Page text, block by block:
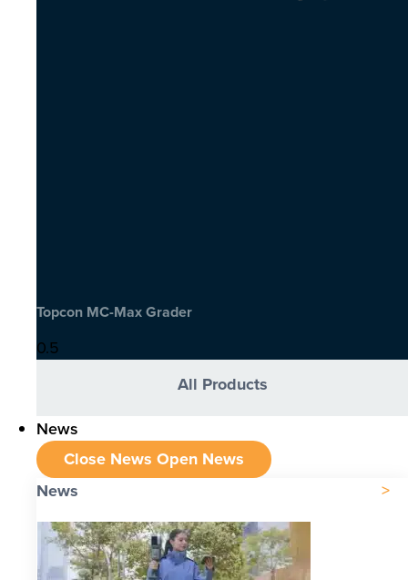
Topcon MC-Max Grader
All Products
News
Close News Open News
News